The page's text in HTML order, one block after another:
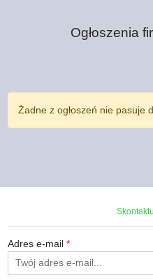
Ogłoszenia
Żadne z ogłoszeń nie pasuje
Adres e-mail *